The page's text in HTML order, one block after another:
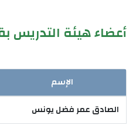
أعضاء هيئة التدريس
الإسم
الصادق عمر فضل يونس